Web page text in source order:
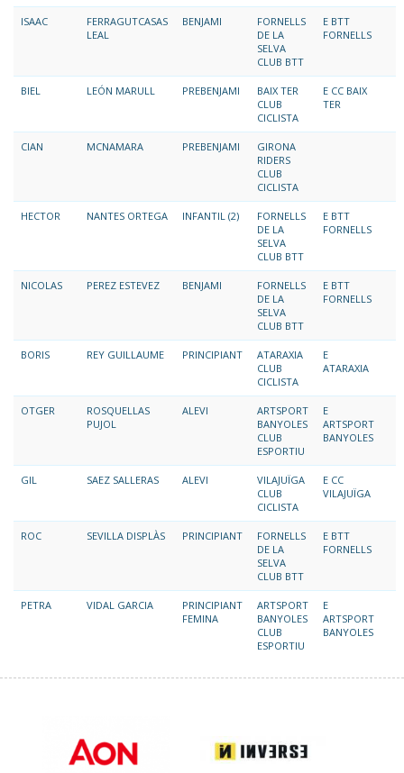
ISAAC
FERRAGUTCASAS
LEAL
BENJAMI
FORNELLS
DE LA
SELVA
CLUB BTT
E BTT
FORNELLS
BIEL LEÓN MARULL PREBENJAMI
BAIX TER
CLUB
CICLISTA
E CC BAIX
TER
CIAN MCNAMARA PREBENJAMI
GIRONA
RIDERS
CLUB
CICLISTA
HECTOR NANTES ORTEGA INFANTIL (2)
FORNELLS
DE LA
SELVA
CLUB BTT
E BTT
FORNELLS
NICOLAS PEREZ ESTEVEZ BENJAMI
FORNELLS
DE LA
SELVA
CLUB BTT
E BTT
FORNELLS
BORIS REY GUILLAUME PRINCIPIANT
ATARAXIA
CLUB
CICLISTA
E
ATARAXIA
OTGER
ROSQUELLAS
PUJOL
ALEVI
ARTSPORT
BANYOLES
CLUB
ESPORTIU
E
ARTSPORT
BANYOLES
GIL SAEZ SALLERAS ALEVI
VILAJUÏGA
CLUB
CICLISTA
E CC
VILAJUÏGA
ROC SEVILLA DISPLÀS PRINCIPIANT
FORNELLS
DE LA
SELVA
CLUB BTT
E BTT
FORNELLS
PETRA VIDAL GARCIA
PRINCIPIANT
FEMINA
ARTSPORT
BANYOLES
CLUB
ESPORTIU
E
ARTSPORT
BANYOLES